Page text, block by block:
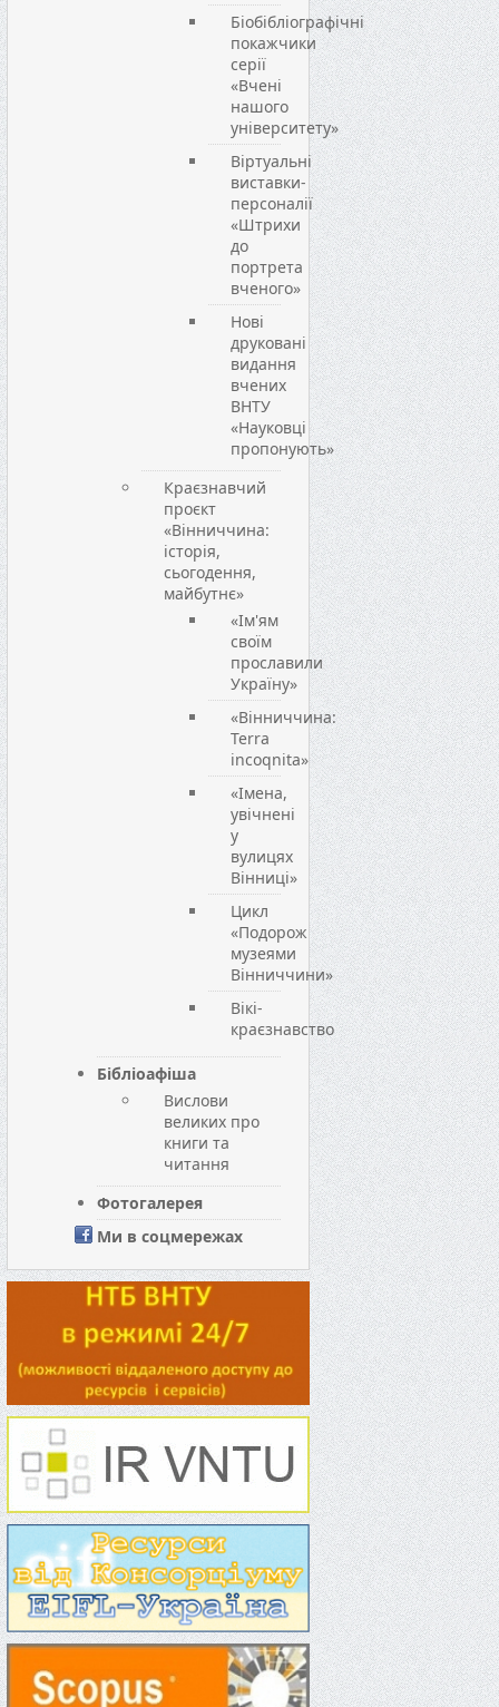
Біобібліографічні
покажчики
серії
«Вчені
нашого
університету»
Віртуальні
виставки-
персоналії
«Штрихи
до
портрета
вченого»
Нові
друковані
видання
вчених
ВНТУ
«Науковці
пропонують»
Краєзнавчий
проєкт
«Вінниччина:
історія,
сьогодення,
майбутнє»
«Ім'ям
своїм
прославили
Україну»
«Вінниччина:
Terra
incoqnita»
«Імена,
увічнені
у
вулицях
Вінниці»
Цикл
«Подорож
музеями
Вінниччини»
Вікі-
краєзнавство
Бібліоафіша
Вислови
великих про
книги та
читання
Фотогалерея
Ми в соцмережах